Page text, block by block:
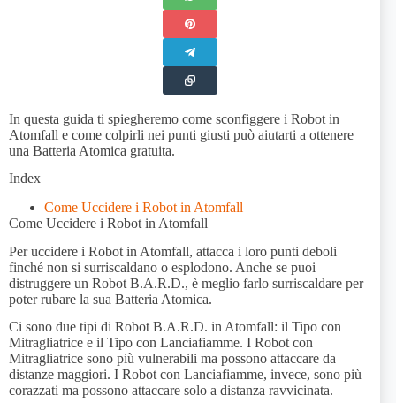
In questa guida ti spiegheremo come sconfiggere i Robot in
Atomfall e come colpirli nei punti giusti può aiutarti a ottenere
una Batteria Atomica gratuita.
Index
Come Uccidere i Robot in Atomfall
Come Uccidere i Robot in Atomfall
Per uccidere i Robot in Atomfall, attacca i loro punti deboli
finché non si surriscaldano o esplodono. Anche se puoi
distruggere un Robot B.A.R.D., è meglio farlo surriscaldare per
poter rubare la sua Batteria Atomica.
Ci sono due tipi di Robot B.A.R.D. in Atomfall: il Tipo con
Mitragliatrice e il Tipo con Lanciafiamme. I Robot con
Mitragliatrice sono più vulnerabili ma possono attaccare da
distanze maggiori. I Robot con Lanciafiamme, invece, sono più
corazzati ma possono attaccare solo a distanza ravvicinata.